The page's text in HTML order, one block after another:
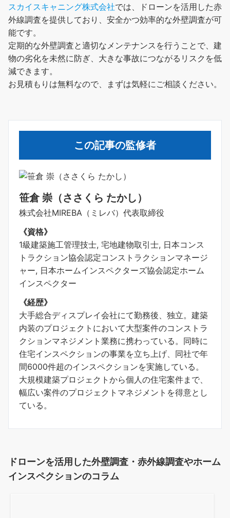
スカイスキャニング株式会社では、ドローンを活用した赤
外線調査を提供しており、安全かつ効率的な外壁調査が可
能です。
定期的な外壁調査と適切なメンテナンスを行うことで、建
物の劣化を未然に防ぎ、大きな事故につながるリスクを低
減できます。
お見積もりは無料なので、まずは気軽にご相談ください。
この記事の監修者
笹倉 崇（ささくら たかし）
株式会社MIREBA（ミレバ）代表取締役
《資格》
1級建築施工管理技士, 宅地建物取引士, 日本コンス
トラクション協会認定コンストラクションマネージ
ャー, 日本ホームインスペクターズ協会認定ホーム
インスペクター
《経歴》
大手総合ディスプレイ会社にて勤務後、独立。建築
内装のプロジェクトにおいて大型案件のコンストラ
クションマネジメント業務に携わっている。同時に
住宅インスペクションの事業を立ち上げ、同社で年
間6000件超のインスペクションを実施している。
大規模建築プロジェクトから個人の住宅案件まで、
幅広い案件のプロジェクトマネジメントを得意とし
ている。
ドローンを活用した外壁調査・赤外線調査やホーム
インスペクションのコラム